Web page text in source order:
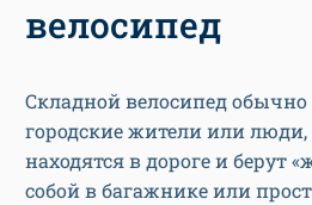
велосипед
Складной велосипед
городские жители или люди,
находятся в дороге и берут
собой в багажнике или